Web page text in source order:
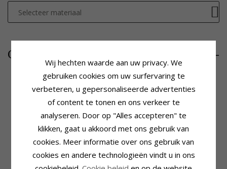
Selecteer materiaal
CHANTI prijs 319,-
Productinformatie
Diamant
Hanger
14
Edelmetaal:Witgoud
Oppervlak: Glanzend
Steen
Aantal:
Briljantgeslepen
Steen: Diamant
Diamant Kleur:Wesselton
Diamant Helderheid: Si
Caraat:
Wij hechten waarde aan uw privacy. We
gebruiken cookies om uw surfervaring te
verbeteren, u gepersonaliseerde advertenties
of content te tonen en ons verkeer te
analyseren. Door op "Alles accepteren" te
klikken, gaat u akkoord met ons gebruik van
cookies. Meer informatie over ons gebruik van
cookies en andere technologieën vindt u in ons